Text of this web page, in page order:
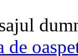
de